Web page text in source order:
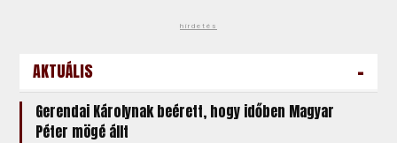
hirdetés
AKTUÁLIS -
Gerendai Károlynak beérett, hogy időben Magyar
Péter mögé állt